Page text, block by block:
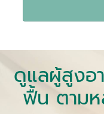
ดูแลผู้สูงอ
ฟื้น ตาม